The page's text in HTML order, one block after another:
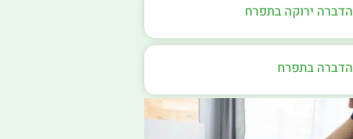
הדברה ירוקה בתפרח
הדברה בתפרח